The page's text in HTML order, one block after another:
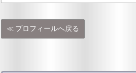
プロフィールへ戻る